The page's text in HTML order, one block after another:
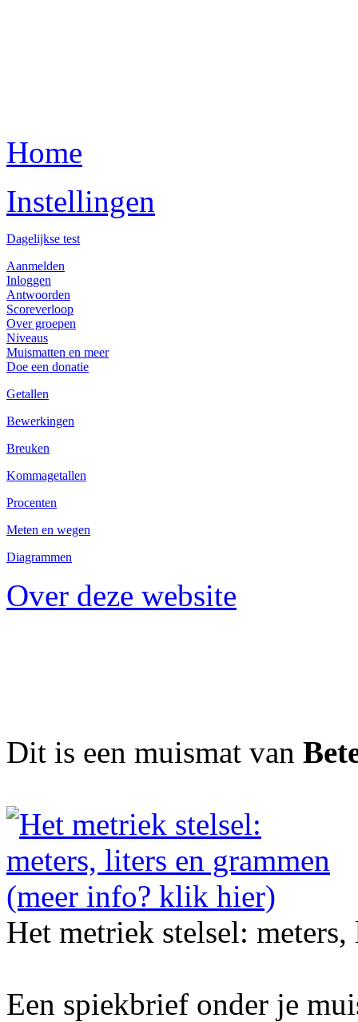
Home
Instellingen
Dagelijkse test
Aanmelden
Inloggen
Antwoorden
Scoreverloop
Over groepen
Niveaus
Muismatten en meer
Doe een donatie
Getallen
Bewerkingen
Breuken
Kommagetallen
Procenten
Meten en wegen
Diagrammen
Over deze website
Dit is een muismat van
Het metriek stelsel:
Een spiekbrief onder je